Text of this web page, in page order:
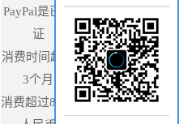
PayPal是已认
证
消费时间超过
3个月
消费超过8000
PayPal是已认
证
消费时间超过
6个月
消费金额超过